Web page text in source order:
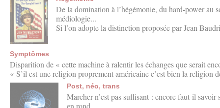
De la domination à l’hégémonie, du hard-power au
médiologie...
Si l’on adopte la distinction proposée par Jean
Symptômes
Disparition de « cette machine à ralentir les échanges que serait
« S’il est une religion proprement américaine c’est bien la religion
Post, néo, trans
Marcher n’est pas suffisant : encore faut-il
en rond.